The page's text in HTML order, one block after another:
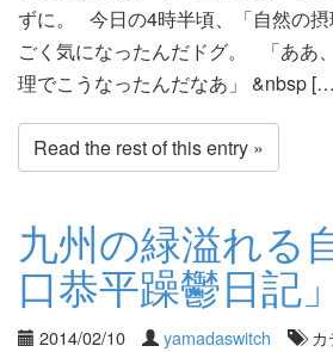
ずに。 今日の4時半頃、「自然の
ごく気になったんだドグ。 「ああ
理でこうなったんだなあ」 &nbsp
Read the rest of this entry »
九州の緑溢れ
口恭平躁鬱日記」
2014/02/10 yamadaswitch カ